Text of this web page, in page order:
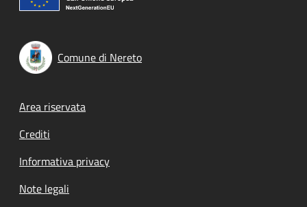
Comune di Nereto
Footer menu
Area riservata
Crediti
Informativa privacy
Note legali